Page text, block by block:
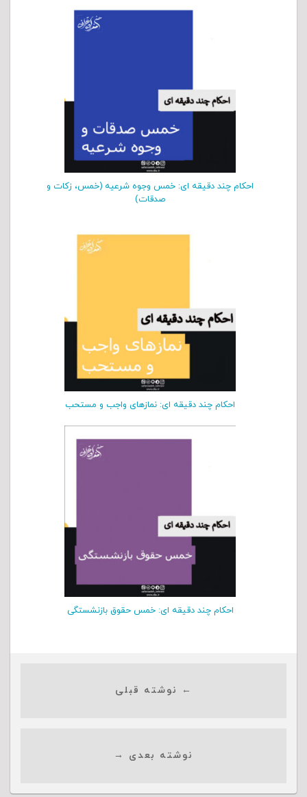
احکام چند دقیقه ای: خمس وجوه شرعیه (خمس، زکات و
صدقات)
احکام چند دقیقه ای: نمازهای واجب و مستحب
احکام چند دقیقه ای: خمس حقوق بازنشستگی
← نوشته قبلی
نوشته بعدی →